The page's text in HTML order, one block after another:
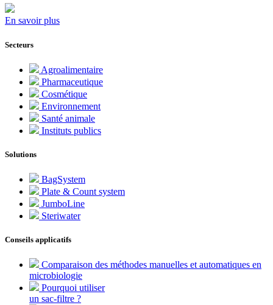
En savoir plus
Secteurs
Agroalimentaire
Pharmaceutique
Cosmétique
Environnement
Santé animale
Instituts publics
Solutions
BagSystem
Plate & Count system
JumboLine
Steriwater
Conseils applicatifs
Comparaison des méthodes manuelles et automatiques en
microbiologie
Pourquoi utiliser
un sac-filtre ?